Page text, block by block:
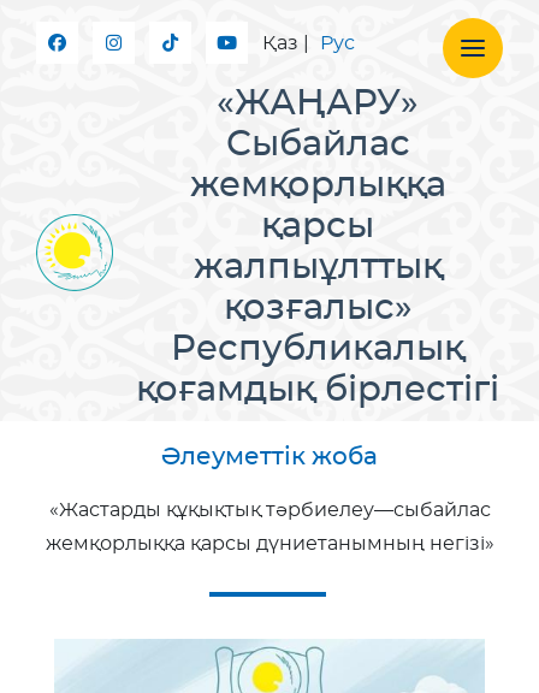
Қаз Рус
«ЖАҢАРУ»
Сыбайлас
жемқорлыққа
қарсы
жалпыұлттық
қозғалыс»
Республикалық
қоғамдық бірлестігі
Әлеуметтік жоба
«Жастарды құқықтық тәрбиелеу—сыбайлас
жемқорлыққа қарсы дүниетанымның негізі»